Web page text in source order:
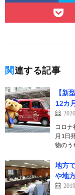
関連する記事
【新
12カ
コロナ
月1日
物のう
地方
や地